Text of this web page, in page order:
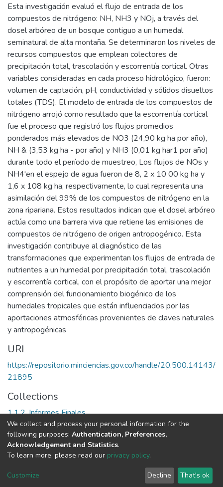
Esta investigación evaluó el flujo de entrada de los
compuestos de nitrógeno: NH, NH3 y NOj, a través del
dosel arbóreo de un bosque contiguo a un humedal
seminatural de alta montaña. Se determinaron los niveles de
recursos compuestos que emplean colectores de
precipitación total, trascolación y escorrentía cortical. Otras
variables consideradas en cada proceso hidrológico, fueron:
volumen de captación, pH, conductividad y sólidos disueltos
totales (TDS). El modelo de entrada de los compuestos de
nitrógeno arrojó como resultado que la escorrentía cortical
fue el proceso que registró los flujos promedios
ponderados más elevados de NO3 (24,90 kg ha por año),
NH & (3,53 kg ha - por año) y NH3 (0,01 kg har1 por año)
durante todo el período de muestreo, Los flujos de NOs y
NH4'en el espejo de agua fueron de 8, 2 x 10 00 kg ha y
1,6 x 108 kg ha, respectivamente, lo cual representa una
asimilación del 99% de los compuestos de nitrógeno en la
zona ripariana. Estos resultados indican que el dosel arbóreo
actúa como una barrera viva que retiene las emisiones de
compuestos de nitrógeno de origen antropogénico. Esta
investigación contribuye al diagnóstico de las
transformaciones que experimentan los flujos de entrada de
nutrientes a un humedal por precipitación total, trascolación
y escorrentía cortical, con el propósito de aportar una mejor
comprensión del funcionamiento biogénico de los
humedales tropicales que están influenciados por las
aportaciones atmosféricas provenientes de claves naturales
y antropogénicas
URI
https://repositorio.minciencias.gov.co/handle/20.500.14143/
21895
Collections
1.1.2. Informes Finales
Full item page
DSpace software copyright © 2002-2026
Cookie
End User
Agreement
Send
Feedback
We collect and process your personal information for the
following purposes: Authentication, Preferences,
Acknowledgement and Statistics.
To learn more, please read our privacy policy.
Customize Decline That's ok